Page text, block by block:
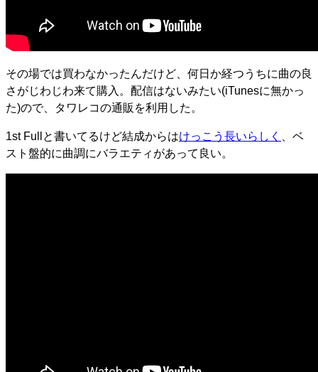
その場では買わなかったんだけど、何日か経つうちに曲の良
さがじわじわ来て購入。配信はないみたい(iTunesに無かっ
た)ので、タワレコの通販を利用した。
1st Fullと書いてるけど結成からはけっこう長いらしく
、ベ
スト盤的に曲調にバラエティがあって良い。